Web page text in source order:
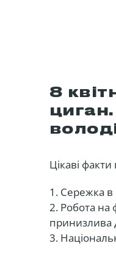
8
Цікаві
1. Сережка в
2. Робота на
принизлива
3.